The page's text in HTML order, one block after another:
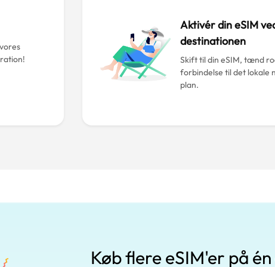
Aktivér din eSIM
destinationen
Skift til din eSIM, tænd
forbindelse til det
plan.
Køb flere eSIM'er på